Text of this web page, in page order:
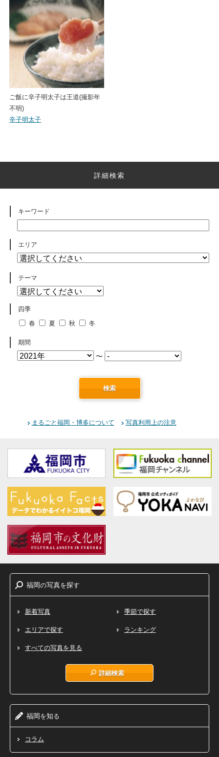
ご飯に辛子明太子は王道(撮影年
不明)
辛子明太子
詳細検索
キーワード
エリア
テーマ
四季
春
夏 秋 冬
期間
〜
検索
まるごと福岡・博多について 写真利用上の注意
福岡の写真を探す
新着写真 季節で探す
エリアで探す ランキング
すべての写真を見る
詳細検索
福岡を知る
コラム